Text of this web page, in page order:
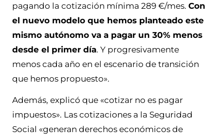
pagando la cotización mínima 289 €/mes. Con
el nuevo modelo que hemos planteado este
mismo autónomo va a pagar un 30% menos
desde el primer día. Y progresivamente
menos cada año en el escenario de transición
que hemos propuesto».
Además, explicó que «cotizar no es pagar
impuestos». Las cotizaciones a la Seguridad
Social «generan derechos económicos de